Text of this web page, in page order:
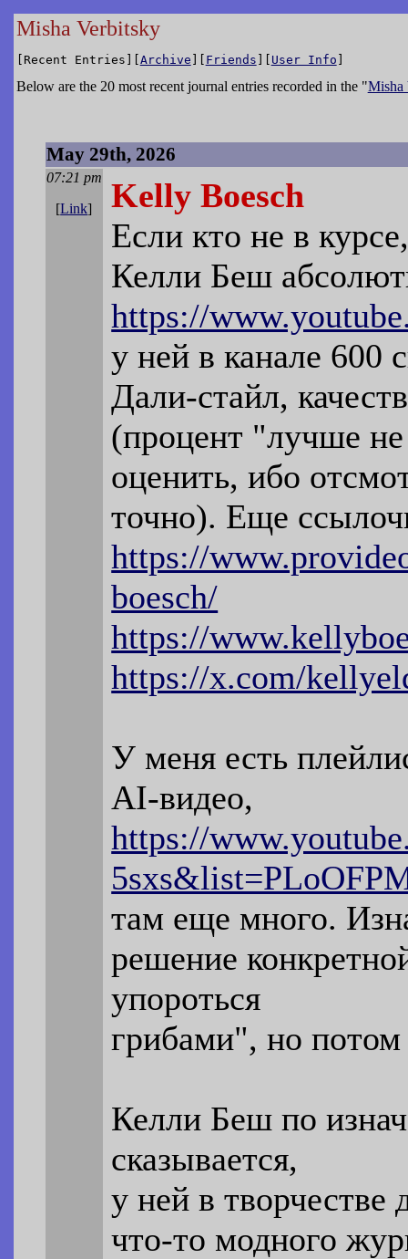
Misha Verbitsky
[Recent Entries][Archive ][ Friends ][ User Info ]
Below are the 20 most recent journal entries recorded in the "Misha
May 29th, 2026
07:21 pm
[Link]
Kelly Boesch
Если кто не в
Келли Беш
https://
у ней в канале 600
Дали-стайл,
(процент "лучше
оценить, ибо
точно). Еще
https://
boesch/
https://
https://x.com/
У меня есть
AI-видео,
https://
там еще много.
решение
упороться
грибами", но
Келли Беш по
сказывается,
у ней в
что-то модного